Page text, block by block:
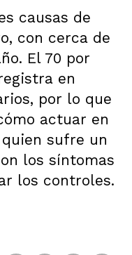
causas de
con cerca de
El 70 por
en
por lo que
actuar en
sufre un
los síntomas
los controles.